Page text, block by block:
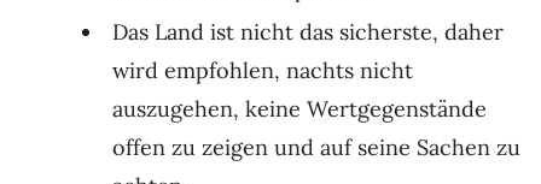
Das Land ist nicht das sicherste, daher
wird empfohlen, nachts nicht
auszugehen, keine Wertgegenstände
offen zu zeigen und auf seine Sachen zu